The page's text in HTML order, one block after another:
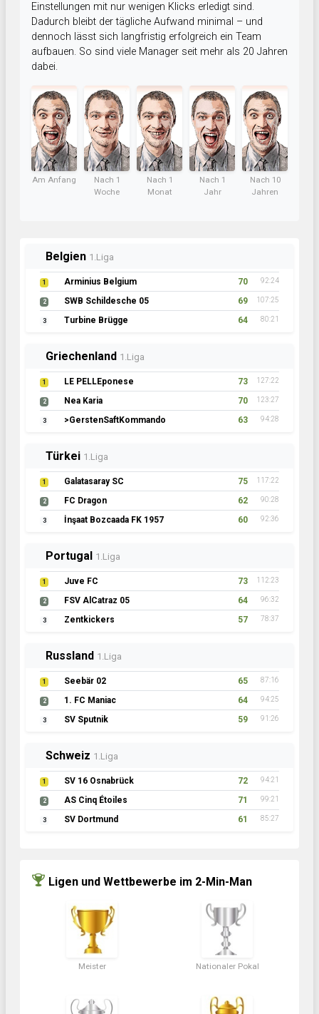
Einstellungen mit nur wenigen Klicks erledigt sind.
Dadurch bleibt der tägliche Aufwand minimal – und
dennoch lässt sich langfristig erfolgreich ein Team
aufbauen. So sind viele Manager seit mehr als 20 Jahren
dabei.
Am Anfang
Nach 1
Woche
Nach 1
Monat
Nach 1
Jahr
Nach 10
Jahren
Belgien 1.Liga
1 Arminius Belgium 70 92:24
2 SWB Schildesche 05 69 107:25
3 Turbine Brügge 64 80:21
Griechenland 1.Liga
1 LE PELLEponese 73 127:22
2 Nea Karia 70 123:27
3 >GerstenSaftKommando 63 94:28
Türkei 1.Liga
1 Galatasaray SC 75 117:22
2 FC Dragon 62 90:28
3 İnşaat Bozcaada FK 1957 60 92:36
Portugal 1.Liga
1 Juve FC 73 112:23
2 FSV AlCatraz 05 64 96:32
3 Zentkickers 57 78:37
Russland 1.Liga
1 Seebär 02 65 87:16
2 1. FC Maniac 64 94:25
3 SV Sputnik 59 91:26
Schweiz 1.Liga
1 SV 16 Osnabrück 72 94:21
2 AS Cinq Étoiles 71 99:21
3 SV Dortmund 61 85:27
Ligen und Wettbewerbe im 2-Min-Man
Meister Nationaler Pokal